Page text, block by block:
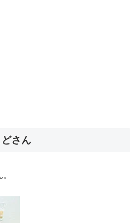
さん